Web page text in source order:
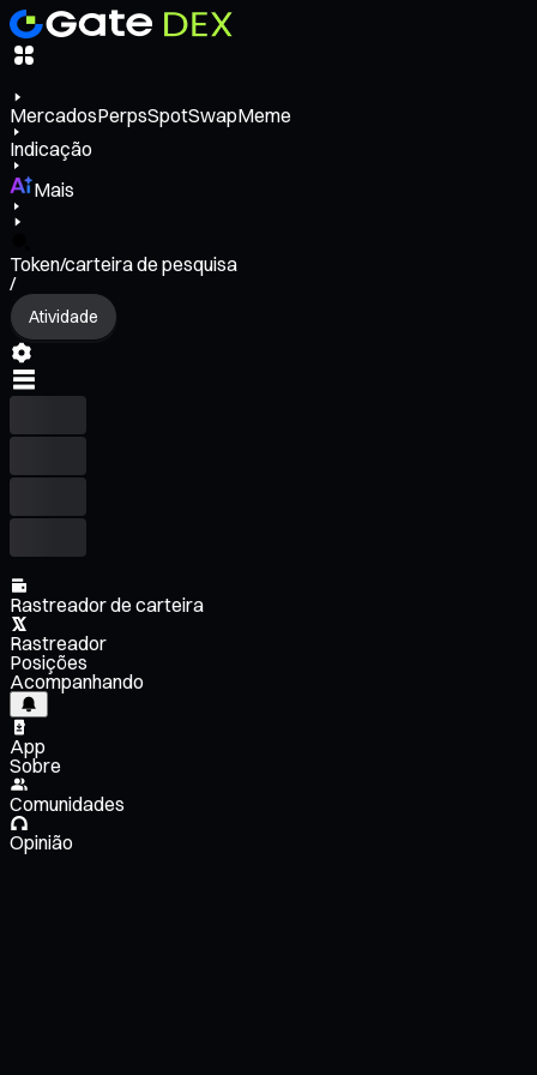
MercadosPerpsSpotSwapMeme
Indicação
Mais
Token/carteira de pesquisa
/
Atividade
Rastreador de carteira
Rastreador
Posições
Acompanhando
App
Sobre
Comunidades
Opinião